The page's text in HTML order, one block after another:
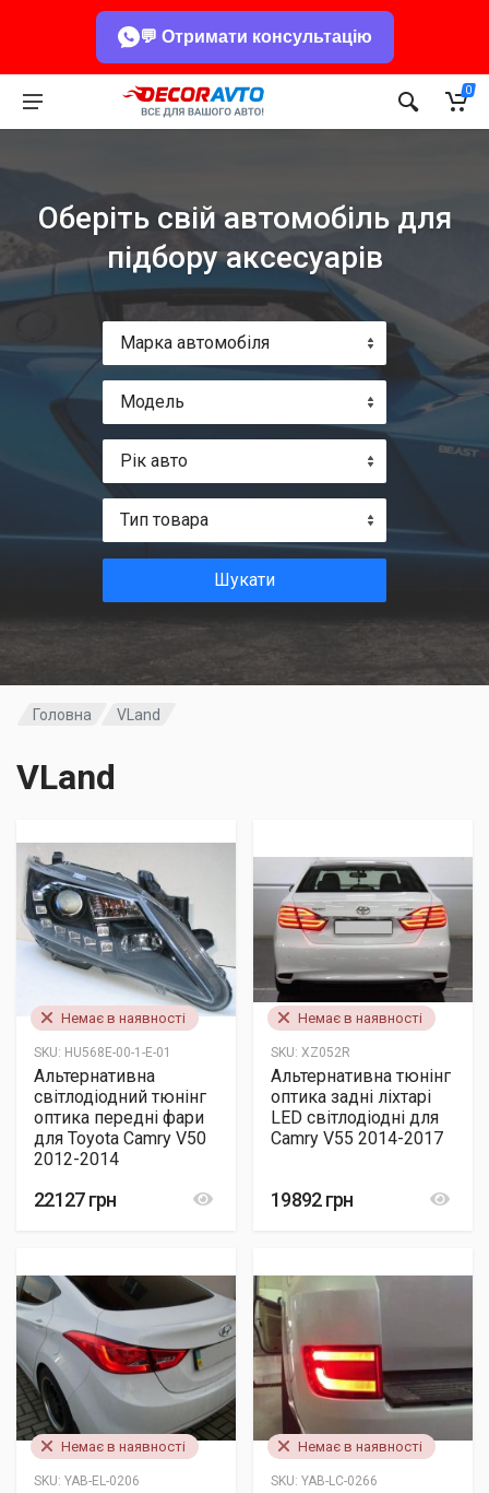
💬 Отримати консультацію
0
Оберіть свій автомобіль для
підбору аксесуарів
Марка автомобіля
Модель
Рік авто
Тип товара
Шукати
Головна VLand
VLand
Немає в наявності
SKU: HU568E-00-1-E-01
Альтернативна
світлодіодний тюнінг
оптика передні фари
для Toyota Camry V50
2012-2014
22127 грн
Немає в наявності
SKU: XZ052R
Альтернативна тюнінг
оптика задні ліхтарі
LED світлодіодні для
Camry V55 2014-2017
19892 грн
Немає в наявності
SKU: YAB-EL-0206
Немає в наявності
SKU: YAB-LC-0266